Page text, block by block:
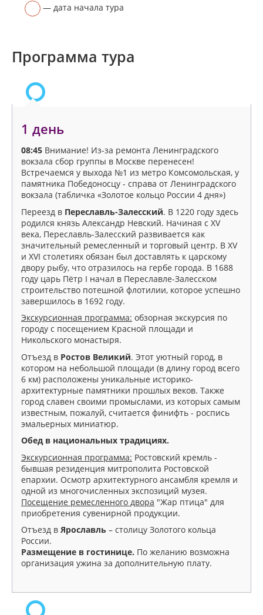
— дата начала тура
Программа тура
1 день
08:45 Внимание! Из-за ремонта Ленинградского
вокзала сбор группы в Москве перенесен!
Встречаемся у выхода №1 из метро Комсомольская, у
памятника Победоносцу - справа от Ленинградского
вокзала (табличка «Золотое кольцо России 4 дня»)
Переезд в Переславль-Залесский. В 1220 году здесь
родился князь Александр Невский. Начиная с XV
века, Переславль-Залесский развивается как
значительный ремесленный и торговый центр. В XV
и XVI столетиях обязан был доставлять к царскому
двору рыбу, что отразилось на гербе города. В 1688
году царь Пётр I начал в Переславле-Залесском
строительство потешной флотилии, которое успешно
завершилось в 1692 году.
Экскурсионная программа: обзорная экскурсия по
городу с посещением Красной площади и
Никольского монастыря.
Отъезд в Ростов Великий. Этот уютный город, в
котором на небольшой площади (в длину город всего
6 км) расположены уникальные историко-
архитектурные памятники прошлых веков. Также
город славен своими промыслами, из которых самым
известным, пожалуй, считается финифть - роспись
эмальерных миниатюр.
Обед в национальных традициях.
Экскурсионная программа: Ростовский кремль -
бывшая резиденция митрополита Ростовской
епархии. Осмотр архитектурного ансамбля кремля и
одной из многочисленных экспозиций музея.
Посещение ремесленного двора "Жар птица" для
приобретения сувенирной продукции.
Отъезд в Ярославль – столицу Золотого кольца
России.
Размещение в гостинице. По желанию возможна
организация ужина за дополнительную плату.